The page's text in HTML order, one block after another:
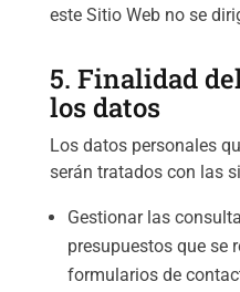
este Sitio Web no se
5. Finalidad
los datos
Los datos personales
serán tratados con las
Gestionar las
presupuestos que se
formularios de